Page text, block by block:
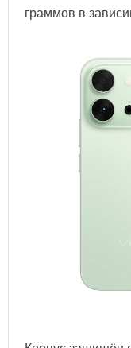
граммов в